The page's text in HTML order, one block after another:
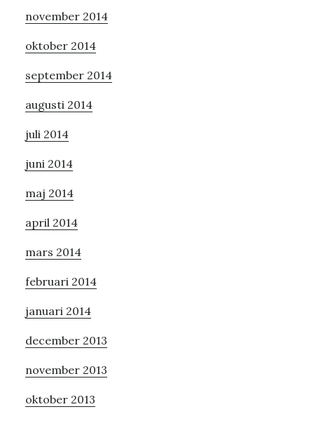
november 2014
oktober 2014
september 2014
augusti 2014
juli 2014
juni 2014
maj 2014
april 2014
mars 2014
februari 2014
januari 2014
december 2013
november 2013
oktober 2013